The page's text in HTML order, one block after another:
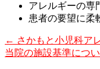
アレルギーの専
患者の要望に柔
← さかもと小児科ア
当院の施設基準につ